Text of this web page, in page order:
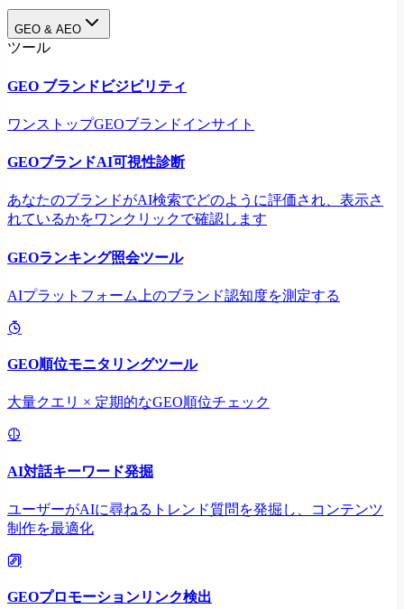
GEO & AEO
ツール
GEO ブランドビジビリティ
ワンストップGEOブランドインサイト
GEOブランドAI可視性診断
あなたのブランドがAI検索でどのように評価され、表示さ
れているかをワンクリックで確認します
GEOランキング照会ツール
AIプラットフォーム上のブランド認知度を測定する
GEO順位モニタリングツール
大量クエリ × 定期的なGEO順位チェック
AI対話キーワード発掘
ユーザーがAIに尋ねるトレンド質問を発掘し、コンテンツ
制作を最適化
GEOプロモーションリンク検出